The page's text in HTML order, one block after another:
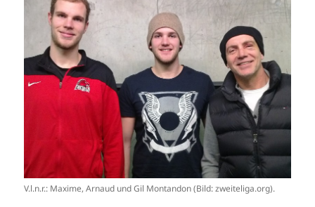
V.l.n.r.: Maxime, Arnaud und Gil Montandon (Bild: zweiteliga.org).